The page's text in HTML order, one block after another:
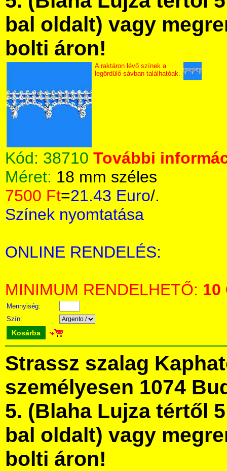
bal oldalt) vagy
bolti áron!
A raktáron lévő színek a
legördülő sávban találhatóak.
Kód: 38710 További
Méret: 18 mm széles
7500 Ft=21.43 Euro/.
Színek nyomtatása
ONLINE RENDELÉS:
MINIMUM RENDELHETŐ: 10
Mennyiség:
.
Szín:
Kosárba
Strassz szalag
személyesen 1074
5. (Blaha Lujza tértől
bal oldalt) vagy
bolti áron!